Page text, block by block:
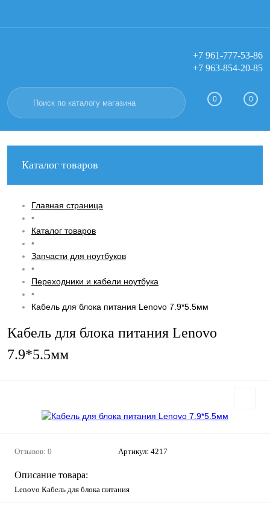
Вход Регистрация
+7 961-777-53-86
+7 963-854-20-85
0 0
Каталог товаров
Главная страница
•
Каталог товаров
•
Запчасти для ноутбуков
•
Переходники и кабели ноутбука
•
Кабель для блока питания Lenovo 7.9*5.5мм
Кабель для блока питания Lenovo
7.9*5.5мм
Отзывов: 0 Артикул: 4217
Описание товара:
Lenovo Кабель для блока питания